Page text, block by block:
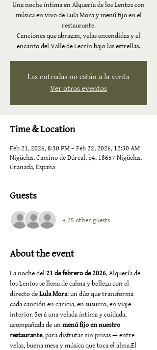
Una noche íntima en Alquería de los Lentos con
música en vivo de Lula Mora y menú fijo en el
restaurante.
Canciones que abrazan, velas encendidas y el
encanto del Valle de Lecrín bajo las estrellas.
Las entradas no están a la venta
Ver otros eventos
Time & Location
Feb 21, 2026, 8:30 PM – Feb 22, 2026, 12:30 AM
Nigüelas, Camino de Dúrcal, b4, 18657 Nigüelas,
Granada, España
Guests
+ 25 other guests
About the event
La noche del 21 de febrero de 2026, Alquería de
los Lentos se llena de calma y belleza con el
directo de Lula Mora: un dúo que transforma
cada canción en caricia, en susurro, en viaje
interior. Será una velada íntima y cuidada,
acompañada de un menú fijo en nuestro
restaurante, para disfrutar sin prisas — entre
velas, buena mesa y música que toca el alma.El